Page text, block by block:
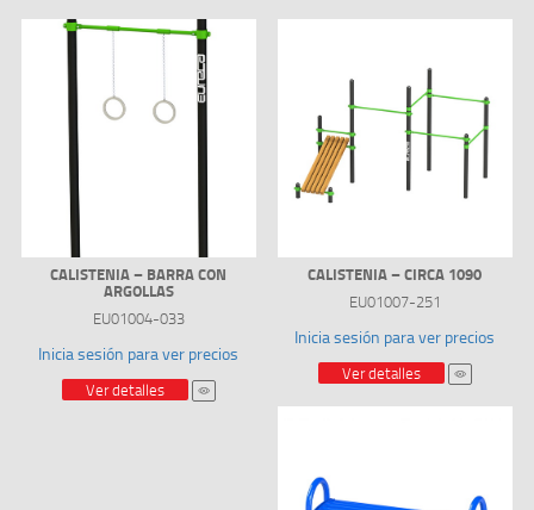
CALISTENIA – BARRA CON
ARGOLLAS
EU01004-033
Inicia sesión para ver precios
Ver detalles
CALISTENIA – CIRCA 1090
EU01007-251
Inicia sesión para ver precios
Ver detalles